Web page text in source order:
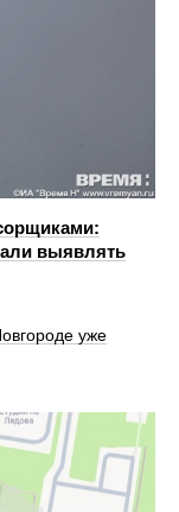
выявлять
уже